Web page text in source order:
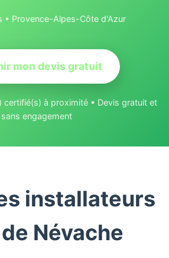
• Provence-Alpes-Côte d'Azur
mon devis gratuit
certifié(s) à proximité • Devis gratuit et
sans engagement
installateurs
Névache